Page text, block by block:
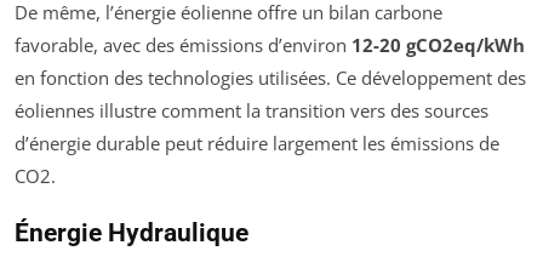
De même, l’énergie éolienne offre un bilan carbone
favorable, avec des émissions d’environ 12-20 gCO2eq/kWh
en fonction des technologies utilisées. Ce développement des
éoliennes illustre comment la transition vers des sources
d’énergie durable peut réduire largement les émissions de
CO2.
Énergie Hydraulique